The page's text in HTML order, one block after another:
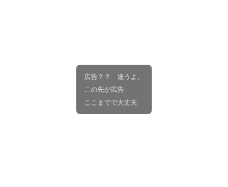
広告？？ 違うよ。
この先が広告
ここまでで大丈夫